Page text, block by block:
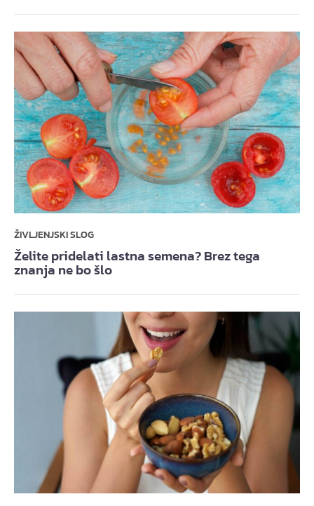
ŽIVLJENJSKI SLOG
Želite pridelati lastna semena? Brez tega
znanja ne bo šlo